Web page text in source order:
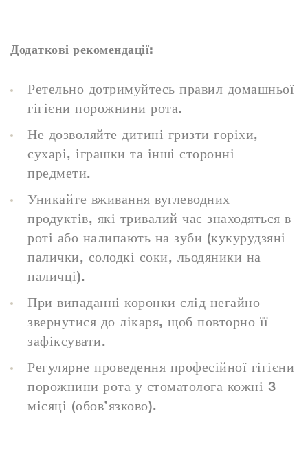
Додаткові рекомендації:
Ретельно дотримуйтесь правил домашньої
гігієни порожнини рота.
Не дозволяйте дитині гризти горіхи,
сухарі, іграшки та інші сторонні
предмети.
Уникайте вживання вуглеводних
продуктів, які тривалий час знаходяться в
роті або налипають на зуби (кукурудзяні
палички, солодкі соки, льодяники на
паличці).
При випаданні коронки слід негайно
звернутися до лікаря, щоб повторно її
зафіксувати.
Регулярне проведення професійної гігієни
порожнини рота у стоматолога кожні 3
місяці (обов’язково).